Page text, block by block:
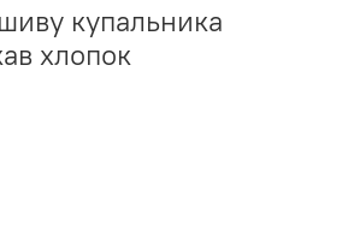
купальника
хлопок